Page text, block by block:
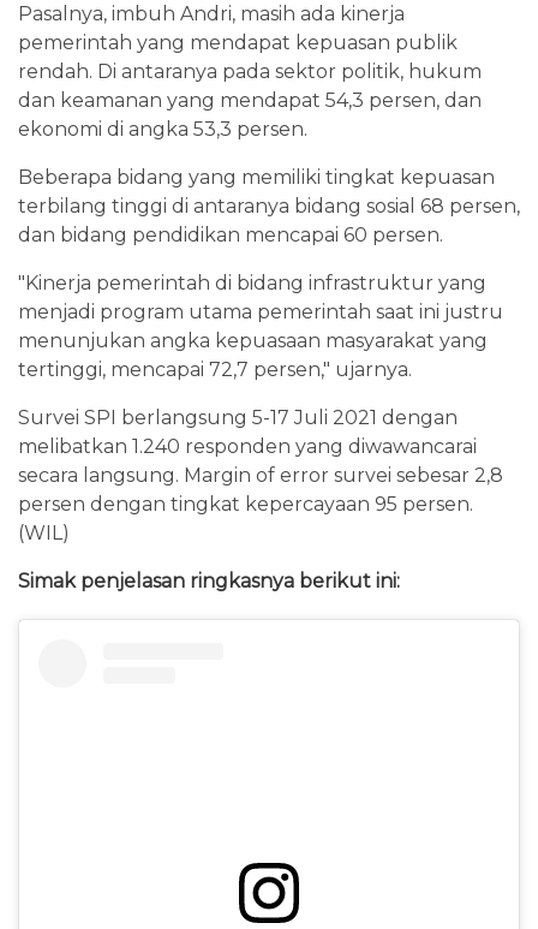
Pasalnya, imbuh Andri, masih ada kinerja
pemerintah yang mendapat kepuasan publik
rendah. Di antaranya pada sektor politik, hukum
dan keamanan yang mendapat 54,3 persen, dan
ekonomi di angka 53,3 persen.
Beberapa bidang yang memiliki tingkat kepuasan
terbilang tinggi di antaranya bidang sosial 68 persen,
dan bidang pendidikan mencapai 60 persen.
"Kinerja pemerintah di bidang infrastruktur yang
menjadi program utama pemerintah saat ini justru
menunjukan angka kepuasaan masyarakat yang
tertinggi, mencapai 72,7 persen," ujarnya.
Survei SPI berlangsung 5-17 Juli 2021 dengan
melibatkan 1.240 responden yang diwawancarai
secara langsung. Margin of error survei sebesar 2,8
persen dengan tingkat kepercayaan 95 persen.
(WIL)
Simak penjelasan ringkasnya berikut ini: